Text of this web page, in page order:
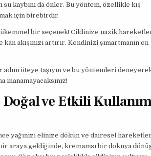
kaybını da önler. Bu yöntem, özellikle kış
için birebirdir.
bir seçenek! Cildinize nazik
akışınızı artırır. Kendinizi şımartmanın en
adım öteye taşıyın ve bu yöntemleri
inanamayacaksınız!
ve Etkili
yağınızı elinize dökün ve dairesel
araya geldiğinde, kremamsı bir dokuya